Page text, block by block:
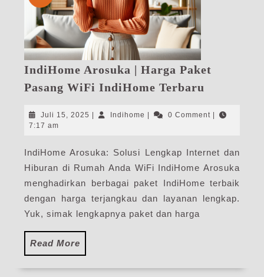
IndiHome Arosuka | Harga Paket
Pasang WiFi IndiHome Terbaru
|
Pasang
WiFi
IndiHome
Terbaru
Juli 15, 2025 Juli
Indihome Indihome0 Comment
7:17 am
IndiHome Arosuka: Solusi Lengkap Internet dan
Hiburan di Rumah Anda WiFi IndiHome Arosuka
menghadirkan berbagai paket IndiHome terbaik
dengan harga terjangkau dan layanan lengkap.
Yuk, simak lengkapnya paket dan harga
Read More
More